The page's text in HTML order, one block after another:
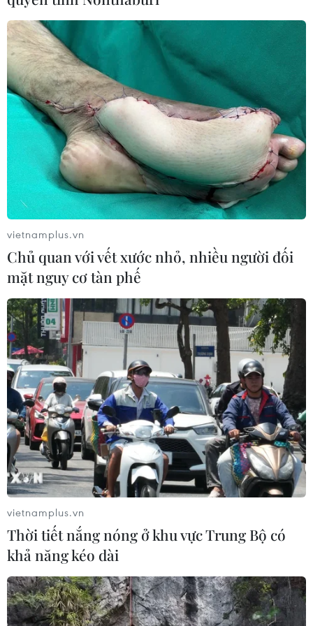
Ngành Hải quan đẩy mạnh cải cách
thể chế và hiện đại hóa công tác
quản lý
05/08/2026 12:35
Ngân hàng trước làn sóng AI: Dữ liệu
là đòn bẩy, quản trị là chìa khóa
05/08/2026 09:25
CƠ QUAN CHỦ QUẢN: THÔNG TẤN XÃ VIỆT NAM
Tổng Biên tập: TRẦN TIẾN DUẨN
Phó Tổng Biên tập: NGUYỄN THỊ TÁM, KHÚC THANH
THỦY
Sở hữu trí tuệ
Quy định sử dụng
RSS
Hỗ trợ
Ngôn ngữ
TTXVN
Dịch vụ tin
Liên hệ
Giấy phép số: 1374/GP-BTTTT do Bộ Thông tin và Truyền thông
vietnamplus.vn
Chủ quan với vết xước nhỏ, nhiều người đối
mặt nguy cơ tàn phế
vietnamplus.vn
Thời tiết nắng nóng ở khu vực Trung Bộ có
khả năng kéo dài